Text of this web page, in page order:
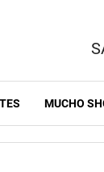
MUCHO